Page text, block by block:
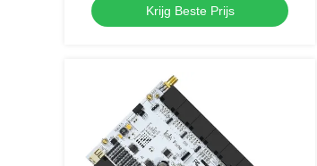
Krijg Beste Prijs